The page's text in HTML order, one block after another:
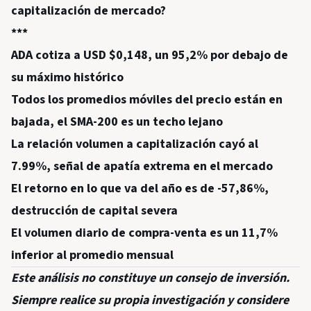
capitalización de mercado?
***
ADA cotiza a USD $0,148, un 95,2% por debajo de
su máximo histórico
Todos los promedios móviles del precio están en
bajada, el SMA-200 es un techo lejano
La relación volumen a capitalización cayó al
7.99%, señal de apatía extrema en el mercado
El retorno en lo que va del año es de -57,86%,
destrucción de capital severa
El volumen diario de compra-venta es un 11,7%
inferior al promedio mensual
Este análisis no constituye un consejo de inversión.
Siempre realice su propia investigación y considere